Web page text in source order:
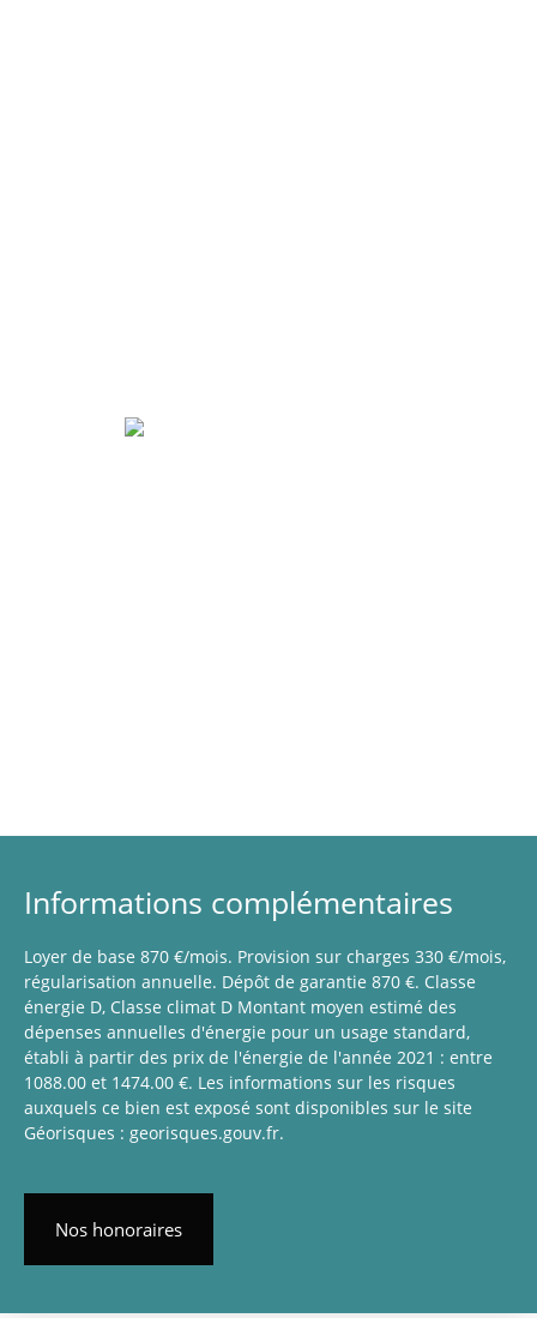
Informations complémentaires
Loyer de base 870 €/mois. Provision sur charges 330 €/mois,
régularisation annuelle. Dépôt de garantie 870 €. Classe
énergie D, Classe climat D Montant moyen estimé des
dépenses annuelles d'énergie pour un usage standard,
établi à partir des prix de l'énergie de l'année 2021 : entre
1088.00 et 1474.00 €. Les informations sur les risques
auxquels ce bien est exposé sont disponibles sur le site
Géorisques : georisques.gouv.fr.
Nos honoraires